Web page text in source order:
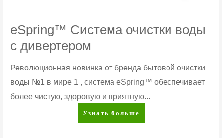
eSpring™ Система очистки воды
с дивертером
Революционная новинка от бренда бытовой очистки
воды №1 в мире 1 , система eSpring™ обеспечивает
более чистую, здоровую и приятную...
eSpring™
Система
Узнать больше